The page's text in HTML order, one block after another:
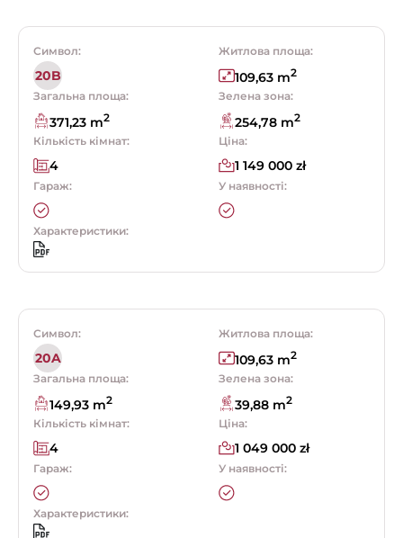
Символ:
20B
Житлова площа:
109,63 m2
Загальна площа:
371,23 m2
Зелена зона:
254,78 m2
Кількість кімнат:
4
Ціна:
1 149 000 zł
Гараж: У наявності:
Характеристики:
Символ:
20A
Житлова площа:
109,63 m2
Загальна площа:
149,93 m2
Зелена зона:
39,88 m2
Кількість кімнат:
4
Ціна:
1 049 000 zł
Гараж: У наявності:
Характеристики: